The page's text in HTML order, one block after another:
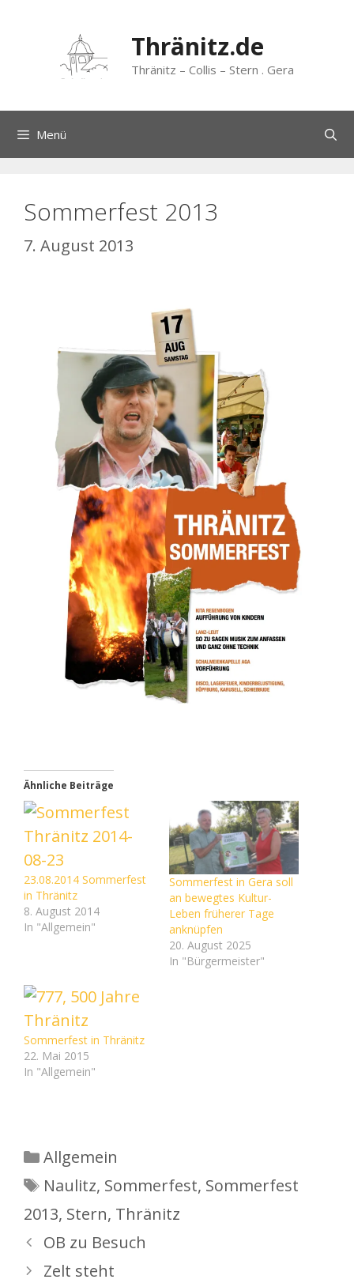
springen
Thränitz.de
Thränitz – Collis – Stern . Gera
Menü
Sommerfest 2013
7. August 2013
Ähnliche Beiträge
23.08.2014 Sommerfest
in Thränitz
8. August 2014
In "Allgemein"
Sommerfest in Gera soll
an bewegtes Kultur-
Leben früherer Tage
anknüpfen
20. August 2025
In "Bürgermeister"
Sommerfest in Thränitz
22. Mai 2015
In "Allgemein"
Kategorien
Allgemein
Schlagwörter
Naulitz, Sommerfest, Sommerfest
2013, Stern, Thränitz
OB zu Besuch
Zelt steht